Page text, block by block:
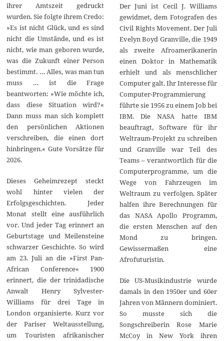
ihrer Amtszeit gedruckt
wurden. Sie folgte ihrem Credo:
»Es ist nicht Glück, und es sind
nicht die Umstände, und es ist
nicht, wie man geboren wurde,
was die Zukunft einer Person
bestimmt. … Alles, was man tun
muss … ist die Frage
beantworten: »Wie möchte ich,
dass diese Situation wird?«
Dann muss man sich komplett
den persönlichen Aktionen
verschreiben, die einen dort
hinbringen.« Gute Vorsätze für
2026.
Dieses Geheimrezept steckt
wohl hinter vielen der
Erfolgsgeschichten. Jeder
Monat stellt eine ausführlich
vor. Und jeder Tag erinnert an
Geburtstage und Meilensteine
schwarzer Geschichte. So wird
am 23. Juli an die »First Pan-
African Conference« 1900
erinnert, die der trinidadische
Anwalt Henry Sylvester-
Williams für drei Tage in
London organisierte. Kurz vor
der Pariser Weltausstellung,
um Touristen afrikanischer
Der Juni ist Cecil J. Williams
gewidmet, dem Fotografen des
Civil Rights Movement. Der Juli
Evelyn Boyd Granville, die 1949
als zweite Afroamerikanerin
einen Doktor in Mathematik
erhielt und als menschlicher
Computer galt. Ihr Interesse für
Computer-Programmierung
führte sie 1956 zu einem Job bei
IBM. Die NASA hatte IBM
beauftragt, Software für ihr
Weltraum-Projekt zu schreiben
und Granville war Teil des
Teams – verantwortlich für die
Computerprogramme, um die
Wege von Fahrzeugen im
Weltraum zu verfolgen. Später
halfen ihre Berechnungen für
das NASA Apollo Programm,
die ersten Menschen auf den
Mond zu bringen.
Gewissermaßen eine
Afrofuturistin.
Die US-Musikindustrie wurde
damals in den 1950er und 60er
Jahren von Männern dominiert.
So musste sich die
Songschreiberin Rose Marie
McCoy in New York ihren